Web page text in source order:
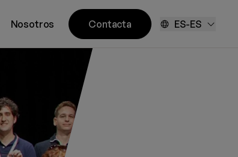
Nosotros Contacta ES-ES